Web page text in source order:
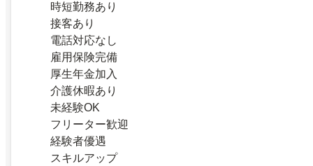
時短勤務あり
接客あり
電話対応なし
雇用保険完備
厚生年金加入
介護休暇あり
未経験OK
フリーター歓迎
経験者優遇
スキルアップ